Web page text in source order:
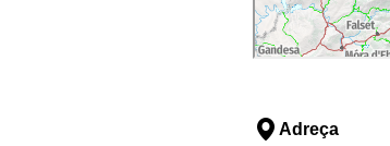
Adreça